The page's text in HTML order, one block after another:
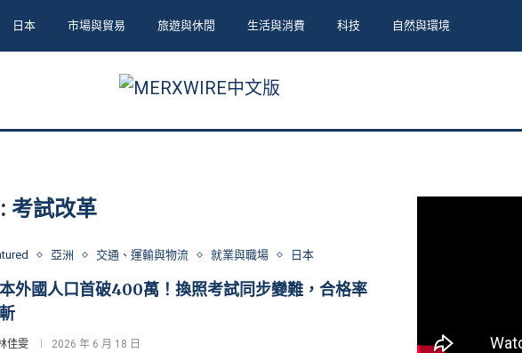
日本 市場與貿易 旅遊與休閒 生活與消費 科技 自然與環境
考試改革
亞洲 交通、運輸與物流 就業與職場 日本
外國人口首破400萬！換照考試同步變難，合格率
佳雯 2026 年 6 月 18 日